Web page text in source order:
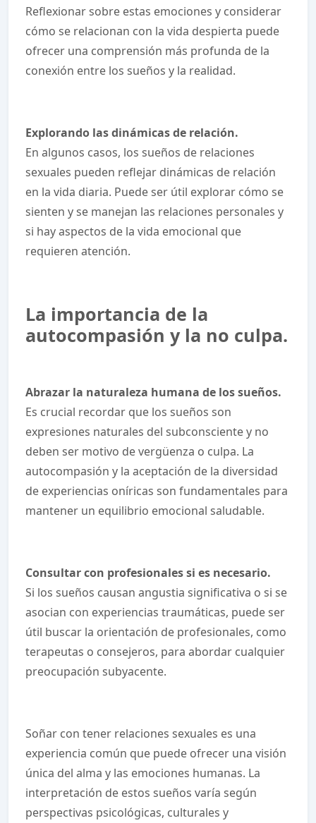
Reflexionar sobre estas emociones y considerar
cómo se relacionan con la vida despierta puede
ofrecer una comprensión más profunda de la
conexión entre los sueños y la realidad.
Explorando las dinámicas de relación.
En algunos casos, los sueños de relaciones
sexuales pueden reflejar dinámicas de relación
en la vida diaria. Puede ser útil explorar cómo se
sienten y se manejan las relaciones personales y
si hay aspectos de la vida emocional que
requieren atención.
La importancia de la
autocompasión y la no culpa.
Abrazar la naturaleza humana de los sueños.
Es crucial recordar que los sueños son
expresiones naturales del subconsciente y no
deben ser motivo de vergüenza o culpa. La
autocompasión y la aceptación de la diversidad
de experiencias oníricas son fundamentales para
mantener un equilibrio emocional saludable.
Consultar con profesionales si es necesario.
Si los sueños causan angustia significativa o si se
asocian con experiencias traumáticas, puede ser
útil buscar la orientación de profesionales, como
terapeutas o consejeros, para abordar cualquier
preocupación subyacente.
Soñar con tener relaciones sexuales es una
experiencia común que puede ofrecer una visión
única del alma y las emociones humanas. La
interpretación de estos sueños varía según
perspectivas psicológicas, culturales y